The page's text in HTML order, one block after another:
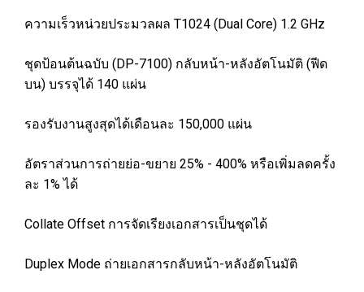
ความเร็วหน่วยประมวลผล T1024 (Dual Core) 1.2 GHz
ชุดป้อนต้นฉบับ (DP-7100) กลับหน้า-หลังอัตโนมัติ (ฟีด
บน) บรรจุได้ 140 แผ่น
รองรับงานสูงสุดได้เดือนละ 150,000 แผ่น
อัตราส่วนการถ่ายย่อ-ขยาย 25% - 400% หรือเพิ่มลดครั้ง
ละ 1% ได้
Collate Offset การจัดเรียงเอกสารเป็นชุดได้
Duplex Mode ถ่ายเอกสารกลับหน้า-หลังอัตโนมัติ